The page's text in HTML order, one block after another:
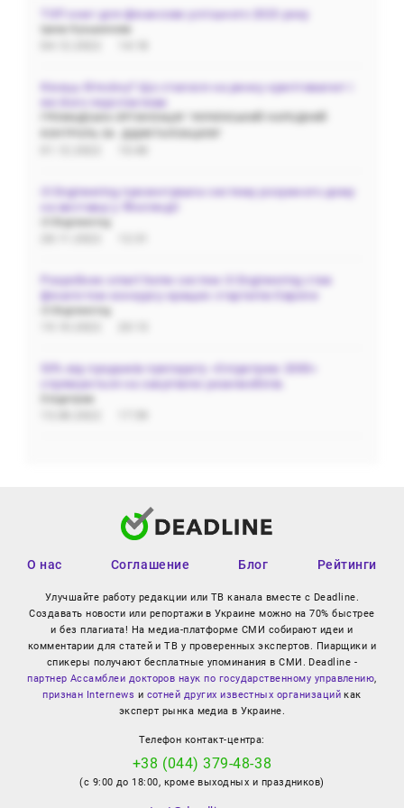
ТОП книг для фінансово успішного 2023 року
Кінець біткоїну? Що сталося на ринку криптовалют і
які його перспективи
i3 Engineering презентувала систему розумного дому
на виставці у Фінляндії
Розробник smart home систем i3 Engineering став
фіналістом конкурсу кращих стартапів Європи
50% від продажів препарату «Олідетрим 2000»
спрямуються на закупівлю реанімобілів.
Олідетрим
О нас Соглашение Блог Рейтинги
Улучшайте работу редакции или ТВ канала вместе с Deadline.
Создавать новости или репортажи в Украине можно на 70% быстрее
и без плагиата! На медиа-платформе СМИ собирают идеи и
комментарии для статей и ТВ у проверенных экспертов. Пиарщики и
спикеры получают бесплатные упоминания в СМИ. Deadline -
партнер Ассамблеи докторов наук по государственному управлению,
признан Internews и сотней других известных организацийкак
эксперт рынка медиа в Украине.
Телефон контакт-центра:
+38 (044) 379-48-38
(с 9:00 до 18:00, кроме выходных и праздников)